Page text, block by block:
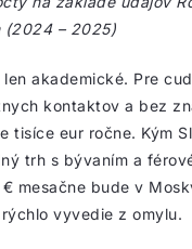
(2024 – 2025)
akademické. Pre
kontaktov a bez
tisíce eur ročne. Kým
trh s bývaním a
mesačne bude v
vyvedie z omylu.